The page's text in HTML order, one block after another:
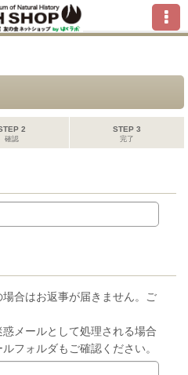
2
確認
STEP 3
完了
合はお返事が届きません。ご
メールとして処理される場合
フォルダもご確認ください。